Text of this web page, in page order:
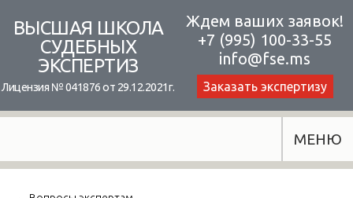
content
ВЫСШАЯ ШКОЛА
СУДЕБНЫХ
ЭКСПЕРТИЗ
Лицензия № 041876 от 29.12.2021г.
Ждем ваших заявок!
+7 (995) 100-33-55
info@fse.ms
Заказать экспертизу
МЕНЮ